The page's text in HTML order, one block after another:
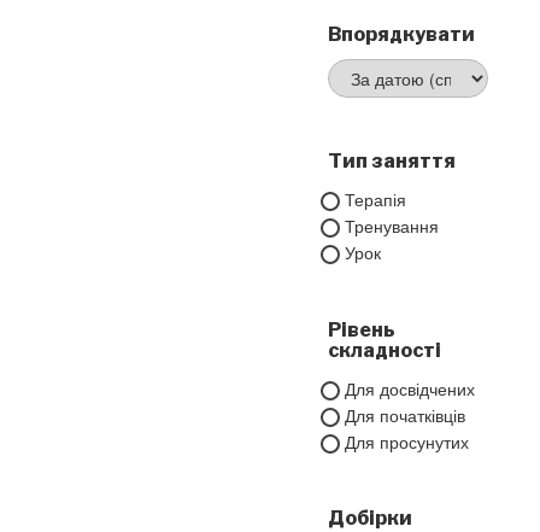
Впорядкувати
Тип заняття
Терапія
Тренування
Урок
Рівень
складності
Для досвідчених
Для початківців
Для просунутих
Добірки